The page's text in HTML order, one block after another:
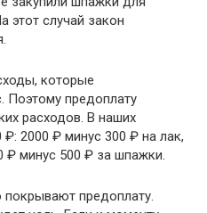
этот случай закон
которые
Поэтому предоплату
расходов. В наших
2000 ₽ минус 300 ₽ на лак,
₽ минус 500 ₽ за шпажки.
предоплату.